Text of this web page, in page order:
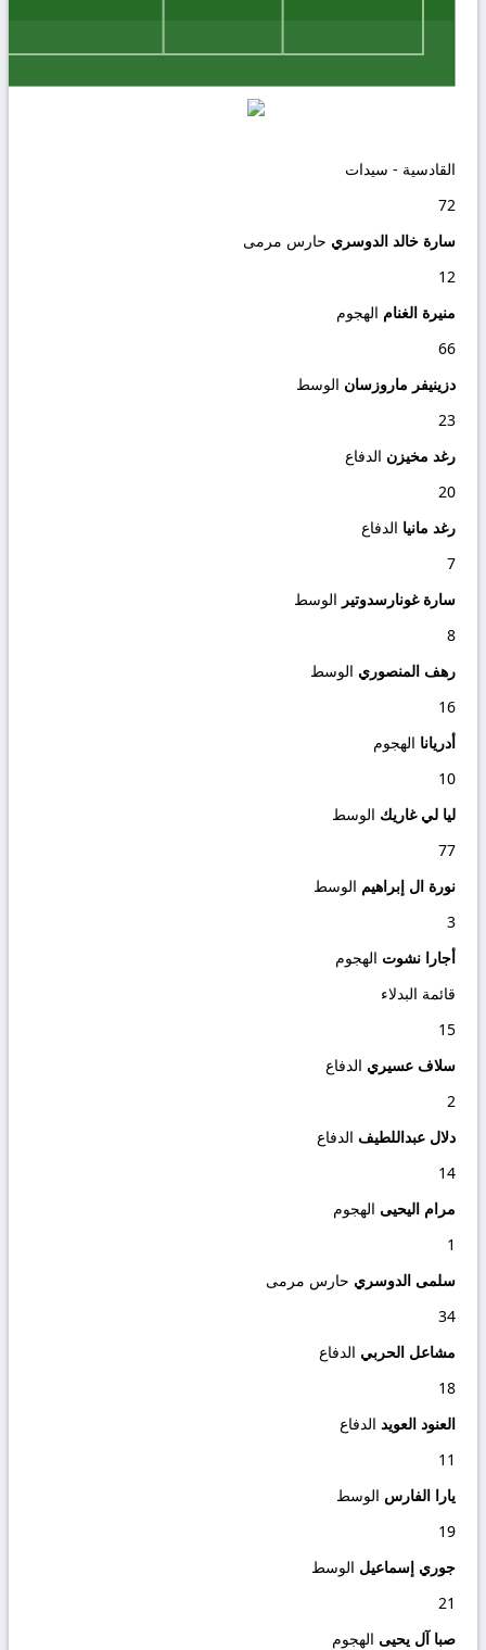
القادسية - سيدات
72
سارة خالد الدوسري حارس مرمى
12
منيرة الغنام الهجوم
66
دزينيفر ماروزسان الوسط
23
رغد مخيزن الدفاع
20
رغد مانيا الدفاع
7
سارة غونارسدوتير الوسط
8
رهف المنصوري الوسط
16
أدريانا الهجوم
10
ليا لي غاريك الوسط
77
نورة ال إبراهيم الوسط
3
أجارا نشوت الهجوم
قائمة البدلاء
15
سلاف عسيري الدفاع
2
دلال عبداللطيف الدفاع
14
مرام اليحيى الهجوم
1
سلمى الدوسري حارس مرمى
34
مشاعل الحربي الدفاع
18
العنود العويد الدفاع
11
يارا الفارس الوسط
19
جوري إسماعيل الوسط
21
صبا آل يحيى الهجوم